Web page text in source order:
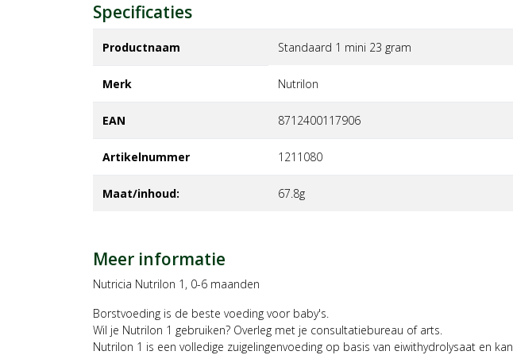
Specificaties
Productnaam Standaard 1 mini 23 gram
Merk nutrilon
EAN 8712400117906
Artikelnummer 1211080
Maat/inhoud: 67.8g
Meer informatie
Nutricia Nutrilon 1, 0-6 maanden
Borstvoeding is de beste voeding voor baby's.
Wil je Nutrilon 1 gebruiken? Overleg met je consultatiebureau of arts.
Nutrilon 1 is een volledige zuigelingenvoeding op basis van eiwithydrolysaat en kan